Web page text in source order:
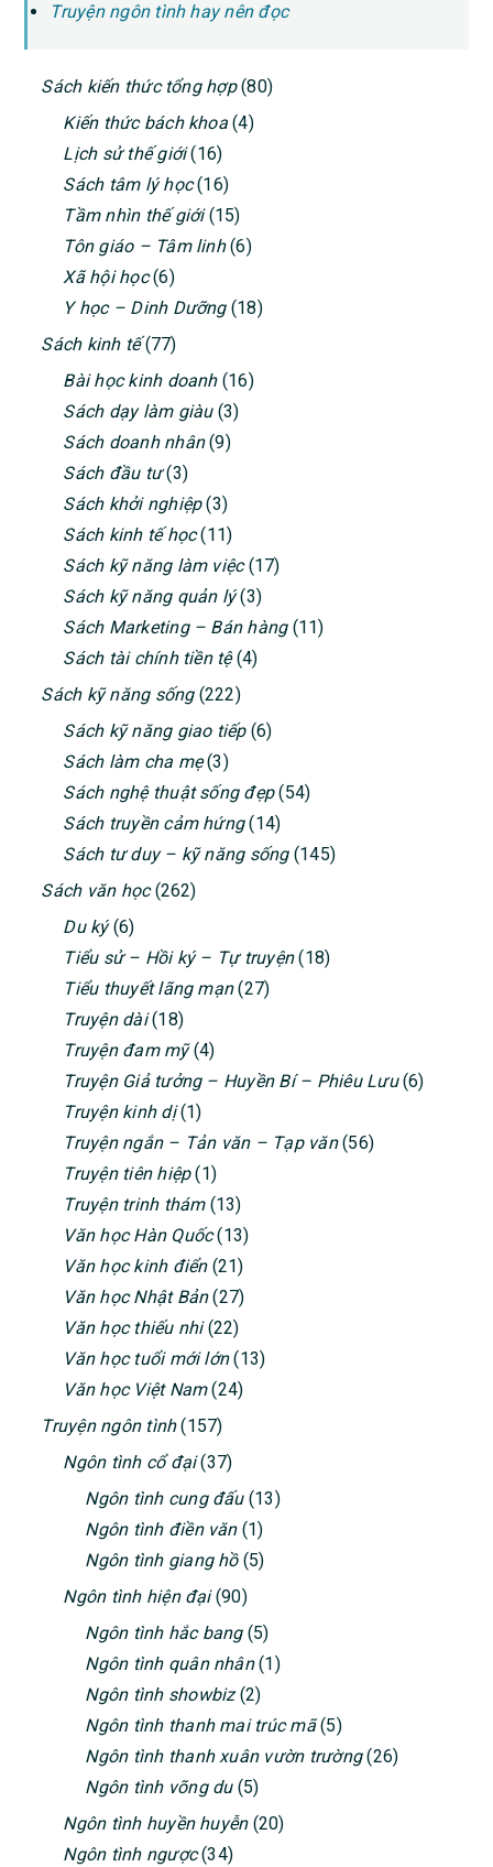
Truyện ngôn tình hay nên đọc
PRIMARY
SIDEBAR
Sách kiến thức tổng hợp(80)
Kiến thức bách khoa(4)
Lịch sử thế giới(16)
Sách tâm lý học(16)
Tầm nhìn thế giới(15)
Tôn giáo – Tâm linh(6)
Xã hội học(6)
Y học – Dinh Dưỡng(18)
Sách kinh tế(77)
Bài học kinh doanh(16)
Sách dạy làm giàu(3)
Sách doanh nhân(9)
Sách đầu tư(3)
Sách khởi nghiệp(3)
Sách kinh tế học(11)
Sách kỹ năng làm việc(17)
Sách kỹ năng quản lý(3)
Sách Marketing – Bán hàng(11)
Sách tài chính tiền tệ(4)
Sách kỹ năng sống(222)
Sách kỹ năng giao tiếp(6)
Sách làm cha mẹ(3)
Sách nghệ thuật sống đẹp(54)
Sách truyền cảm hứng(14)
Sách tư duy – kỹ năng sống(145)
Sách văn học(262)
Du ký(6)
Tiểu sử – Hồi ký – Tự truyện(18)
Tiểu thuyết lãng mạn(27)
Truyện dài(18)
Truyện đam mỹ(4)
Truyện Giả tưởng – Huyền Bí – Phiêu Lưu(6)
Truyện kinh dị(1)
Truyện ngắn – Tản văn – Tạp văn(56)
Truyện tiên hiệp(1)
Truyện trinh thám(13)
Văn học Hàn Quốc(13)
Văn học kinh điển(21)
Văn học Nhật Bản(27)
Văn học thiếu nhi(22)
Văn học tuổi mới lớn(13)
Văn học Việt Nam(24)
Truyện ngôn tình(157)
Ngôn tình cổ đại(37)
Ngôn tình cung đấu(13)
Ngôn tình điền văn(1)
Ngôn tình giang hồ(5)
Ngôn tình hiện đại(90)
Ngôn tình hắc bang(5)
Ngôn tình quân nhân(1)
Ngôn tình showbiz(2)
Ngôn tình thanh mai trúc mã(5)
Ngôn tình thanh xuân vườn trường(26)
Ngôn tình võng du(5)
Ngôn tình huyền huyễn(20)
Ngôn tình ngược(34)